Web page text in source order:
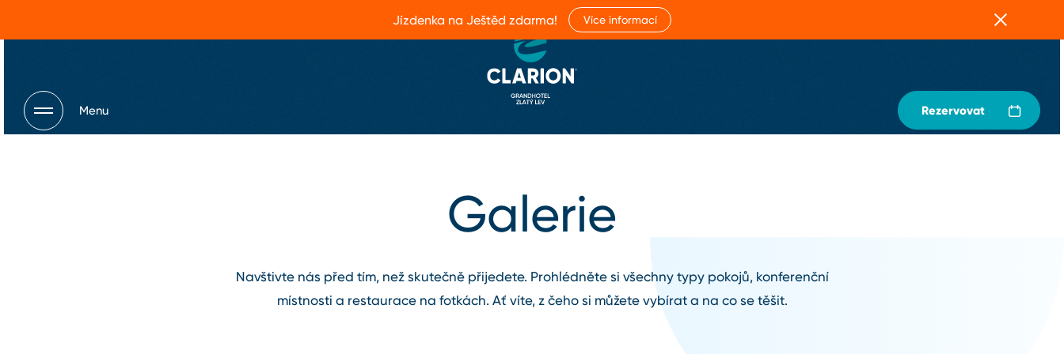
Menu Rezervovat
Galerie
Navštivte nás před tím, než skutečně přijedete. Prohlédněte si všechny typy pokojů, konferenční
místnosti a restaurace na fotkách. Ať víte, z čeho si můžete vybírat a na co se těšit.
Jízdenka na Ještěd zdarma! Více informací Zavřít